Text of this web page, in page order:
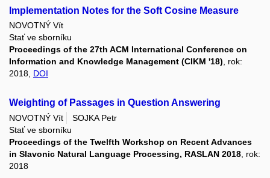
Implementation Notes for the Soft Cosine Measure
NOVOTNÝ Vít
Stať ve sborníku
Proceedings of the 27th ACM International Conference on
Information and Knowledge Management (CIKM '18), rok:
2018, DOI
Weighting of Passages in Question Answering
NOVOTNÝ Vít
SOJKA Petr
Stať ve sborníku
Proceedings of the Twelfth Workshop on Recent Advances
in Slavonic Natural Language Processing, RASLAN 2018 , rok:
2018